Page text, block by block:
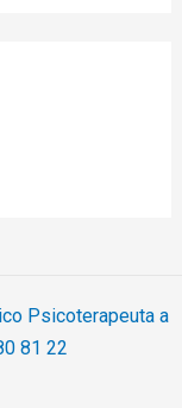
Psicoterapeuta a
81 22